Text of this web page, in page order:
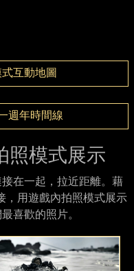
互動地圖
週年時間線
模式展示
在一起，拉近距離。藉
，用遊戲內拍照模式展示
喜歡的照片。